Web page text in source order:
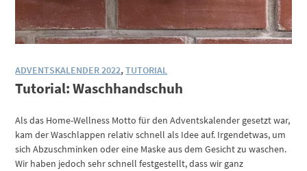
ADVENTSKALENDER 2022,TUTORIAL
Tutorial: Waschhandschuh
Als das Home-Wellness Motto für den Adventskalender gesetzt war,
kam der Waschlappen relativ schnell als Idee auf. Irgendetwas, um
sich Abzuschminken oder eine Maske aus dem Gesicht zu waschen.
Wir haben jedoch sehr schnell festgestellt, dass wir ganz